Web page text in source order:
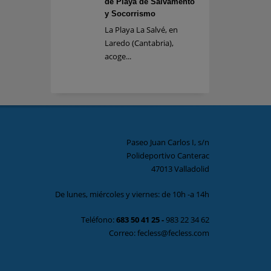
y Socorrismo
La Playa La Salvé, en
Laredo (Cantabria),
acoge...
Paseo Juan Carlos I, s/n
Polideportivo Canterac
47013 Valladolid
De lunes, miércoles y viernes: de 10h -a 14h
Teléfono:683 50 41 25-983 22 34 62
Correo: fecless@fecless.com